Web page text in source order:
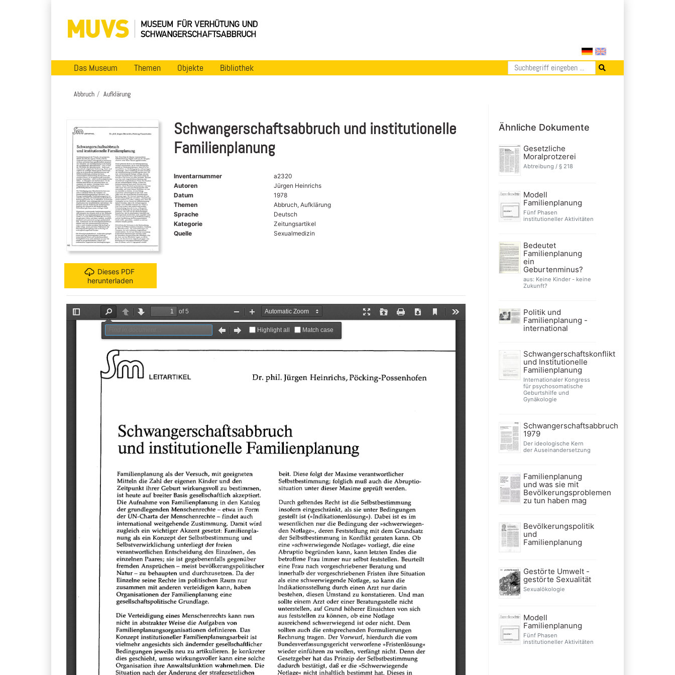
Das Museum Themen Objekte Bibliothek
Abbruch Aufklärung
Dieses PDF
herunterladen
Schwangerschaftsabbruch und institutionelle
Familienplanung
Inventarnummer
a2320
Autoren
Jürgen Heinrichs
Datum
1978
Themen
Abbruch, Aufklärung
Sprache
Deutsch
Kategorie
Zeitungsartikel
Quelle
Sexualmedizin
Ähnliche Dokumente
Gesetzliche
Moralprotzerei
Abtreibung / § 218
Modell
Familienplanung
Fünf Phasen
institutioneller Aktivitäten
Bedeutet
Familienplanung
ein
Geburtenminus?
aus: Keine Kinder - keine
Zukunft?
Politik und
Familienplanung -
international
Schwangerschaftskonflikt
und Institutionelle
Familienplanung
Internationaler Kongress
für psychosomatische
Geburtshilfe und
Gynäkologie
Schwangerschaftsabbruch
1979
Der ideologische Kern
der Auseinandersetzung
Familienplanung
und was sie mit
Bevölkerungsproblemen
zu tun haben mag
Bevölkerungspolitik
und
Familienplanung
Gestörte Umwelt -
gestörte Sexualität
Sexualökologie
Modell
Familienplanung
Fünf Phasen
institutioneller Aktivitäten